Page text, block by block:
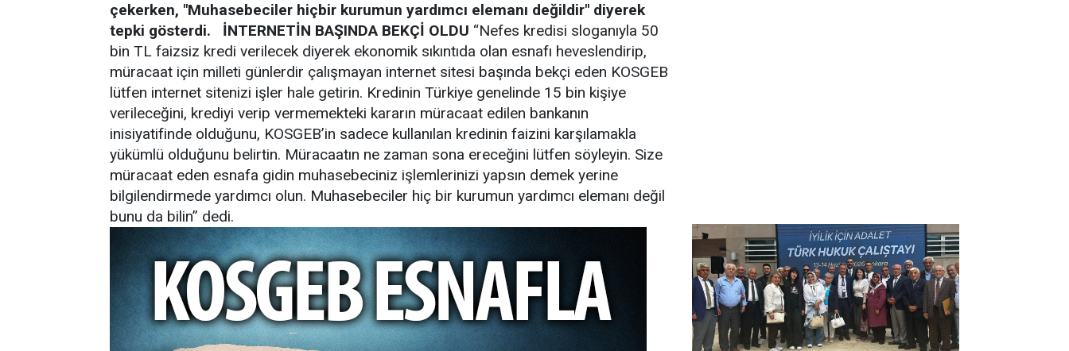
çekerken, "Muhasebeciler hiçbir kurumun yardımcı elemanı değildir" diyerek
tepki gösterdi.
İNTERNETİN BAŞINDA BEKÇİ OLDU “Nefes kredisi sloganıyla 50
bin TL faizsiz kredi verilecek diyerek ekonomik sıkıntıda olan esnafı heveslendirip,
müracaat için milleti günlerdir çalışmayan internet sitesi başında bekçi eden KOSGEB
lütfen internet sitenizi işler hale getirin. Kredinin Türkiye genelinde 15 bin kişiye
verileceğini, krediyi verip vermemekteki kararın müracaat edilen bankanın
inisiyatifinde olduğunu, KOSGEB’in sadece kullanılan kredinin faizini karşılamakla
yükümlü olduğunu belirtin. Müracaatın ne zaman sona ereceğini lütfen söyleyin. Size
müracaat eden esnafa gidin muhasebeciniz işlemlerinizi yapsın demek yerine
bilgilendirmede yardımcı olun. Muhasebeciler hiç bir kurumun yardımcı elemanı değil
bunu da bilin” dedi.